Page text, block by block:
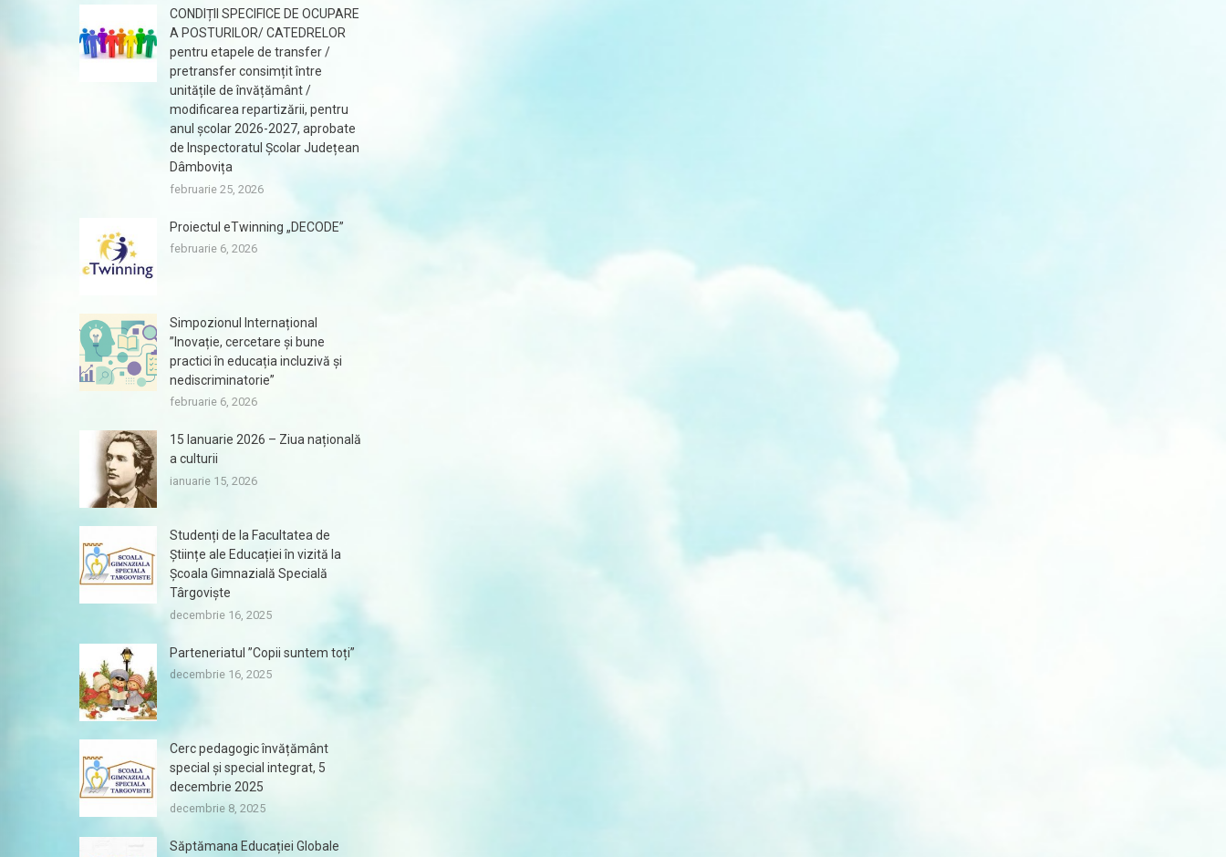
CONDIȚII SPECIFICE DE OCUPARE
A POSTURILOR/ CATEDRELOR
pentru etapele de transfer /
pretransfer consimțit între
unitățile de învățământ /
modificarea repartizării, pentru
anul școlar 2026-2027, aprobate
de Inspectoratul Școlar Județean
Dâmbovița
februarie 25, 2026
Proiectul eTwinning „DECODE”
februarie 6, 2026
Simpozionul Internațional
”Inovație, cercetare și bune
practici în educația incluzivă și
nediscriminatorie”
februarie 6, 2026
15 Ianuarie 2026 – Ziua națională
a culturii
ianuarie 15, 2026
Studenți de la Facultatea de
Științe ale Educației în vizită la
Școala Gimnazială Specială
Târgoviște
decembrie 16, 2025
Parteneriatul ”Copii suntem toți”
decembrie 16, 2025
Cerc pedagogic învățământ
special și special integrat, 5
decembrie 2025
decembrie 8, 2025
Săptămana Educației Globale